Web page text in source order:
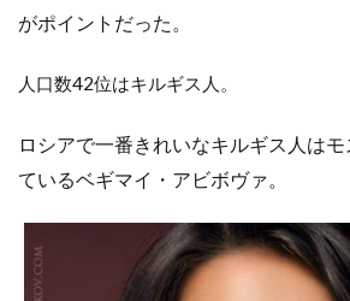
がポイントだった。
人口数42位はキルギス人。
ロシアで一番きれいなキルギス人は
ているベギマイ・アビボヴァ。